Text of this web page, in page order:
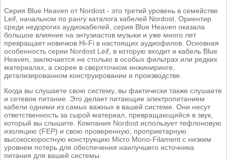
Серия Blue Heaven от Nordost - это третий уровень в семействе
Leif, начальном по рангу каталога кабелей Nordost. Ориентир
среди недорогих аудиокабелей, серия Blue Heaven оказала
большое влияние на энтузиастов музыки и уже много лет
превращает новичков Hi-Fi в настоящих аудиофилов. Основная
особенность серии Nordost Leif, в которую входит и кабель Blue
Heaven, заключается не столько в особых фильтрах или редких
материалах, а скорее в сверхточном инжиниринге,
детализированном конструировании и производстве.
Когда вы слушаете свою систему, вы фактически также слушаете
и сетевое питание. Это делает питающие электропитанием
кабели одними из самых важных в вашей системе. Они несут
ответственность за сырой материал, превращающийся в звук,
который вы слышите. Компания Nordost использует тефлоновую
изоляцию (FEP) и свою проверенную, проприетарную
высокоскоростную конструкцию Micro Mono-Filament с низким
уровнем потерь для обеспечения наилучшего источника
питания для вашей системы.